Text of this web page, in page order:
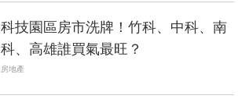
科技園區房市洗牌！竹科、中科、南
科、高雄誰買氣最旺？
房地產